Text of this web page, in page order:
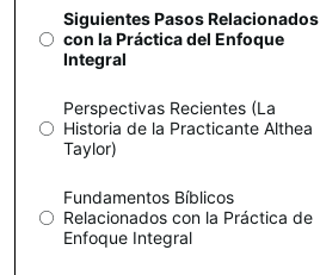
Siguientes Pasos Relacionados
con la Práctica del Enfoque
Integral
Perspectivas Recientes (La
Historia de la Practicante Althea
Taylor)
Fundamentos Bíblicos
Relacionados con la Práctica de
Enfoque Integral